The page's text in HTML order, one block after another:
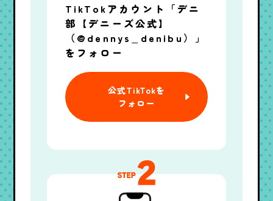
TikTokアカウント
「デニ
部【デニーズ公式】
（@dennys_denibu）」
をフォロー
公式TikTokを
フォロー